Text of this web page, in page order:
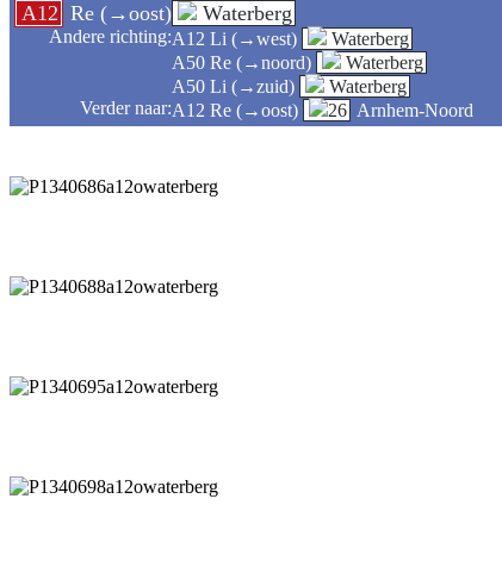
A12 Re (→oost) Waterberg
Andere richting:A12 Li (→west)
Waterberg
A50 Re (→noord)
Waterberg
A50 Li (→zuid)
Waterberg
Verder naar:A12 Re (→oost) 26 Arnhem-Noord